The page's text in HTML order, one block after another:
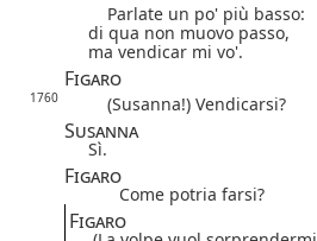
Parlate un po' più basso:
di qua non muovo passo,
ma vendicar mi vo'.
Figaro
1760 (Susanna!) Vendicarsi?
Susanna
Sì.
Figaro
Come potria farsi?
Figaro